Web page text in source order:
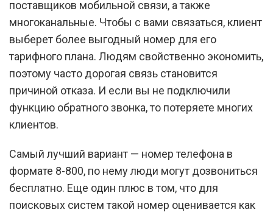
поставщиков мобильной связи, а также
многоканальные. Чтобы с вами связаться, клиент
выберет более выгодный номер для его
тарифного плана. Людям свойственно экономить,
поэтому часто дорогая связь становится
причиной отказа. И если вы не подключили
функцию обратного звонка, то потеряете многих
клиентов.
Самый лучший вариант — номер телефона в
формате 8-800, по нему люди могут дозвониться
бесплатно. Еще один плюс в том, что для
поисковых систем такой номер оценивается как